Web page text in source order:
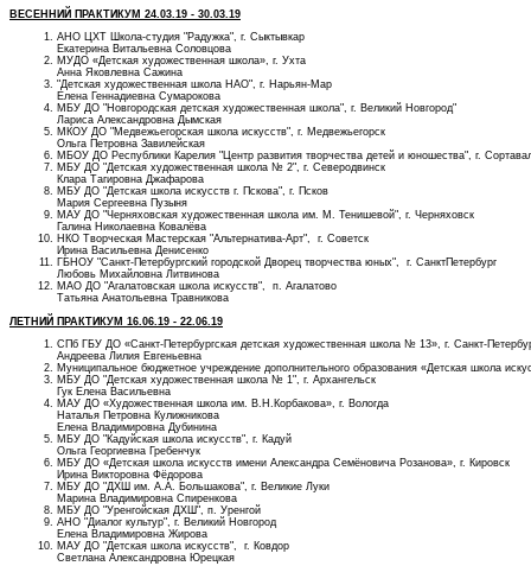
ВЕСЕННИЙ ПРАКТИКУМ 24.03.19 - 30.03.19
АНО ЦХТ Школа-студия "Радужка", г. Сыктывкар
Екатерина Витальевна Соловцова
МУДО «Детская художественная школа», г. Ухта
Анна Яковлевна Сажина
"Детская художественная школа НАО", г. Нарьян-Мар
Елена Геннадиевна Сумарокова
МБУ ДО "Новгородская детская художественная школа", г. Великий Новгород"
Лариса Александровна Дымская
МКОУ ДО "Медвежьегорская школа искусств", г. Медвежьегорск
Ольга Петровна Завилейская
МБОУ ДО Республики Карелия "Центр развития творчества детей и юношества", г.
МБУ ДО "Детская художественная школа № 2", г. Северодвинск
Клара Тагировна Джафарова
МБУ ДО "Детская школа искусств г. Пскова", г. Псков
Мария Сергеевна Пузыня
МАУ ДО "Черняховская художественная школа им. М. Тенишевой", г. Черняховск
Галина Николаевна Ковалёва
НКО Творческая Мастерская "Альтернатива-Арт", г. Советск
Ирина Васильевна Денисенко
ГБНОУ "Санкт-Петербургский городской Дворец творчества юных", г. СанктПетербург
Любовь Михайловна Литвинова
МАО ДО "Агалатовская школа искусств", п. Агалатово
Татьяна Анатольевна Травникова
ЛЕТНИЙ ПРАКТИКУМ 16.06.19 - 22.06.19
СПб ГБУ ДО «Санкт-Петербургская детская художественная школа № 13», г. Санкт-
Андреева Лилия Евгеньевна
Муниципальное бюджетное учреждение дополнительного образования «Детская школа
МБУ ДО "Детская художественная школа № 1", г. Архангельск
Гук Елена Васильевна
МАУ ДО «Художественная школа им. В.Н.Корбакова», г. Вологда
Наталья Петровна Кулижникова
Елена Владимировна Дубинина
МБУ ДО "Кадуйская школа искусств", г. Кадуй
Ольга Георгиевна Гребенчук
МБУ ДО «Детская школа искусств имени Александра Семёновича Розанова», г. Кировск
Ирина Викторовна Фёдорова
МБУ ДО "ДХШ им. А.А. Большакова", г. Великие Луки
Марина Владимировна Спиренкова
МБУ ДО "Уренгойская ДХШ", п. Уренгой
АНО "Диалог культур", г. Великий Новгород
Елена Владимировна Жирова
МАУ ДО "Детская школа искусств", г. Ковдор
Светлана Александровна Юрецкая